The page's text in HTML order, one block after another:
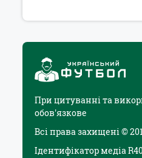
При цитуванні та
обов'язкове
Всі права захищені ©
Ідентифікатор медіа